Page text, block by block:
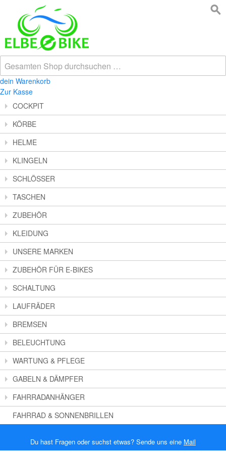
dein Warenkorb
Zur Kasse
COCKPIT
KÖRBE
HELME
KLINGELN
SCHLÖSSER
TASCHEN
ZUBEHÖR
KLEIDUNG
UNSERE MARKEN
ZUBEHÖR FÜR E-BIKES
SCHALTUNG
LAUFRÄDER
BREMSEN
BELEUCHTUNG
WARTUNG & PFLEGE
GABELN & DÄMPFER
FAHRRADANHÄNGER
FAHRRAD & SONNENBRILLEN
Du hast Fragen oder suchst etwas? Sende uns eine Mail